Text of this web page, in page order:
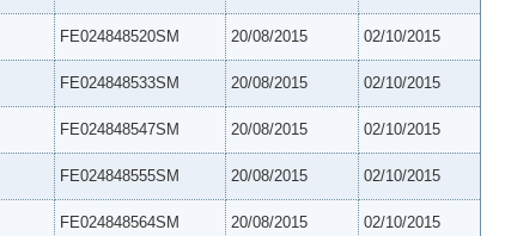
FE024848520SM 20/08/2015 02/10/2015
FE024848533SM 20/08/2015 02/10/2015
FE024848547SM 20/08/2015 02/10/2015
FE024848555SM 20/08/2015 02/10/2015
FE024848564SM 20/08/2015 02/10/2015